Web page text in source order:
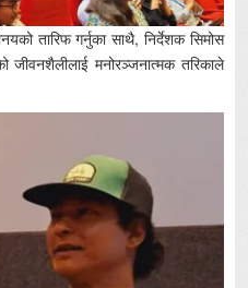
तारिफ गर्नुका साथै, निर्देशक सिमोस
जीवनशैलीलाई मनोरञ्जनात्मक तरिकाले